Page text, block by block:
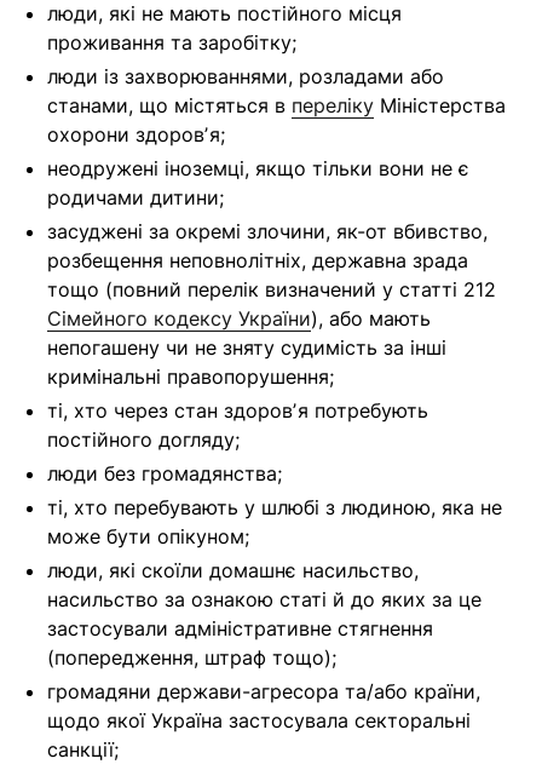
люди, які не мають постійного місця
проживання та заробітку;
люди із захворюваннями, розладами або
станами, що містяться в переліку Міністерства
охорони здоровʼя;
неодружені іноземці, якщо тільки вони не є
родичами дитини;
засуджені за окремі злочини, як-от вбивство,
розбещення неповнолітніх, державна зрада
тощо (повний перелік визначений у статті 212
Сімейного кодексу України), або мають
непогашену чи не зняту судимість за інші
кримінальні правопорушення;
ті, хто через стан здоровʼя потребують
постійного догляду;
люди без громадянства;
ті, хто перебувають у шлюбі з людиною, яка не
може бути опікуном;
люди, які скоїли домашнє насильство,
насильство за ознакою статі й до яких за це
застосували адміністративне стягнення
(попередження, штраф тощо);
громадяни держави-агресора та/або країни,
щодо якої Україна застосувала секторальні
санкції;